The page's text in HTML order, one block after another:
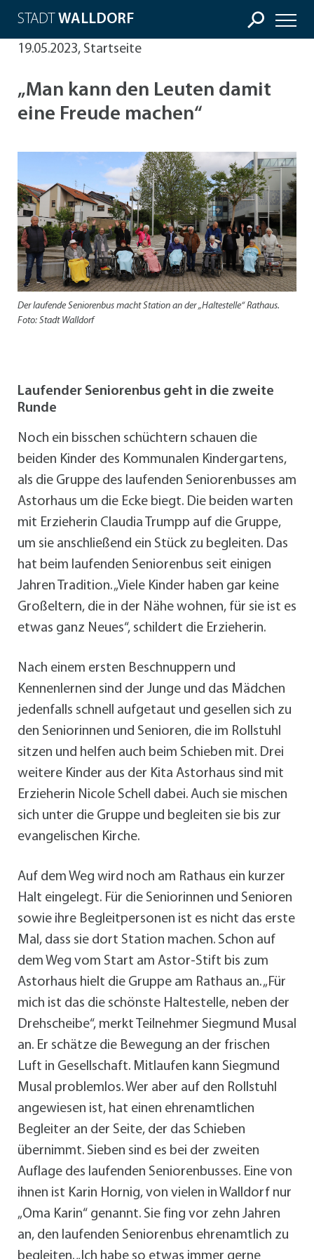
STADT WALLDORF
19.05.2023, Startseite
„Man kann den Leuten damit
eine Freude machen“
Der laufende Seniorenbus macht Station an der „Haltestelle“ Rathaus.
Foto: Stadt Walldorf
Laufender Seniorenbus geht in die zweite
Runde
Noch ein bisschen schüchtern schauen die
beiden Kinder des Kommunalen Kindergartens,
als die Gruppe des laufenden Seniorenbusses am
Astorhaus um die Ecke biegt. Die beiden warten
mit Erzieherin Claudia Trumpp auf die Gruppe,
um sie anschließend ein Stück zu begleiten. Das
hat beim laufenden Seniorenbus seit einigen
Jahren Tradition. „Viele Kinder haben gar keine
Großeltern, die in der Nähe wohnen, für sie ist es
etwas ganz Neues“, schildert die Erzieherin.
Nach einem ersten Beschnuppern und
Kennenlernen sind der Junge und das Mädchen
jedenfalls schnell aufgetaut und gesellen sich zu
den Seniorinnen und Senioren, die im Rollstuhl
sitzen und helfen auch beim Schieben mit. Drei
weitere Kinder aus der Kita Astorhaus sind mit
Erzieherin Nicole Schell dabei. Auch sie mischen
sich unter die Gruppe und begleiten sie bis zur
evangelischen Kirche.
Auf dem Weg wird noch am Rathaus ein kurzer
Halt eingelegt. Für die Seniorinnen und Senioren
sowie ihre Begleitpersonen ist es nicht das erste
Mal, dass sie dort Station machen. Schon auf
dem Weg vom Start am Astor-Stift bis zum
Astorhaus hielt die Gruppe am Rathaus an. „Für
mich ist das die schönste Haltestelle, neben der
Drehscheibe“, merkt Teilnehmer Siegmund Musal
an. Er schätze die Bewegung an der frischen
Luft in Gesellschaft. Mitlaufen kann Siegmund
Musal problemlos. Wer aber auf den Rollstuhl
angewiesen ist, hat einen ehrenamtlichen
Begleiter an der Seite, der das Schieben
übernimmt. Sieben sind es bei der zweiten
Auflage des laufenden Seniorenbusses. Eine von
ihnen ist Karin Hornig, von vielen in Walldorf nur
„Oma Karin“ genannt. Sie fing vor zehn Jahren
an, den laufenden Seniorenbus ehrenamtlich zu
begleiten. „Ich habe so etwas immer gerne